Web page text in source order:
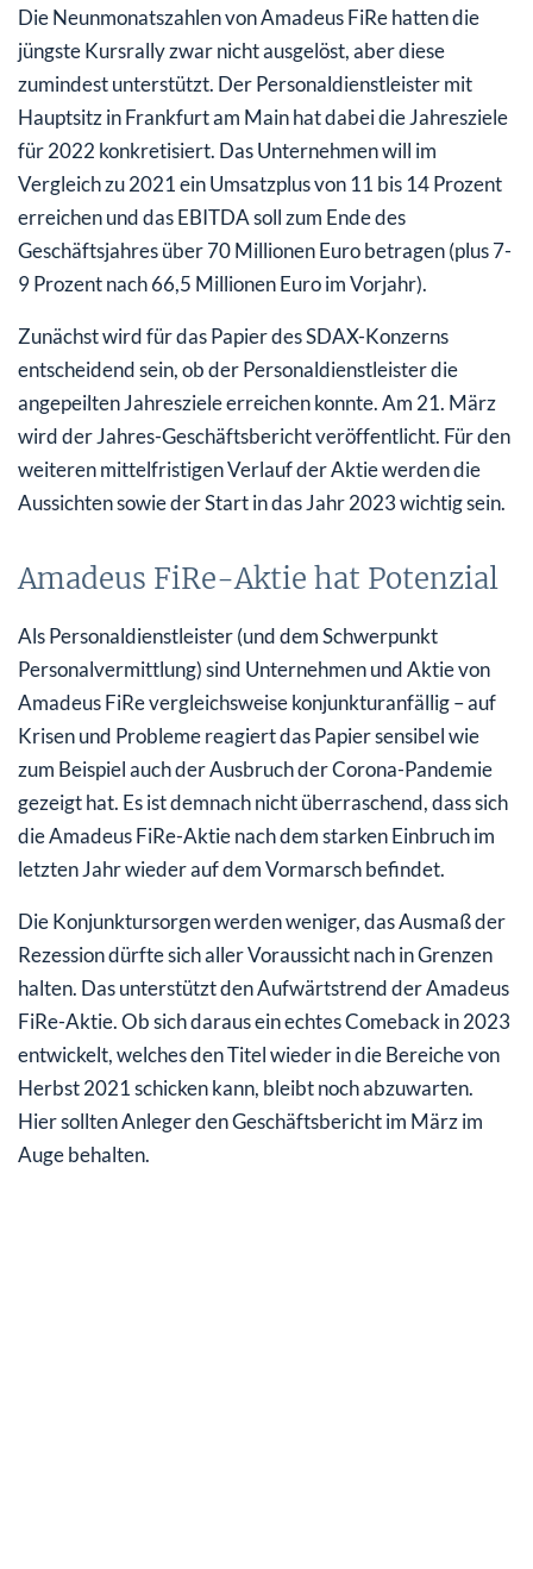
Die Neunmonatszahlen von Amadeus FiRe hatten die
jüngste Kursrally zwar nicht ausgelöst, aber diese
zumindest unterstützt. Der Personaldienstleister mit
Hauptsitz in Frankfurt am Main hat dabei die Jahresziele
für 2022 konkretisiert. Das Unternehmen will im
Vergleich zu 2021 ein Umsatzplus von 11 bis 14 Prozent
erreichen und das EBITDA soll zum Ende des
Geschäftsjahres über 70 Millionen Euro betragen (plus 7-
9 Prozent nach 66,5 Millionen Euro im Vorjahr).
Zunächst wird für das Papier des SDAX-Konzerns
entscheidend sein, ob der Personaldienstleister die
angepeilten Jahresziele erreichen konnte. Am 21. März
wird der Jahres-Geschäftsbericht veröffentlicht. Für den
weiteren mittelfristigen Verlauf der Aktie werden die
Aussichten sowie der Start in das Jahr 2023 wichtig sein.
Amadeus FiRe-Aktie hat Potenzial
Als Personaldienstleister (und dem Schwerpunkt
Personalvermittlung) sind Unternehmen und Aktie von
Amadeus FiRe vergleichsweise konjunkturanfällig – auf
Krisen und Probleme reagiert das Papier sensibel wie
zum Beispiel auch der Ausbruch der Corona-Pandemie
gezeigt hat. Es ist demnach nicht überraschend, dass sich
die Amadeus FiRe-Aktie nach dem starken Einbruch im
letzten Jahr wieder auf dem Vormarsch befindet.
Die Konjunktursorgen werden weniger, das Ausmaß der
Rezession dürfte sich aller Voraussicht nach in Grenzen
halten. Das unterstützt den Aufwärtstrend der Amadeus
FiRe-Aktie. Ob sich daraus ein echtes Comeback in 2023
entwickelt, welches den Titel wieder in die Bereiche von
Herbst 2021 schicken kann, bleibt noch abzuwarten.
Hier sollten Anleger den Geschäftsbericht im März im
Auge behalten.